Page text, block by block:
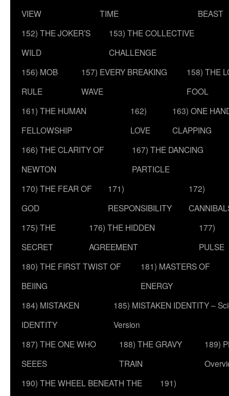
VIEW
TIME
BEAST
152) THE JOKER’S
WILD
153) THE COLLECTIVE
CHALLENGE
156) MOB
RULE
157) EVERY BREAKING
WAVE
158) THE
FOOL
161) THE HUMAN
FELLOWSHIP
162)
LOVE
163) ONE
CLAPPING
166) THE CLARITY OF
NEWTON
167) THE DANCING
PARTICLE
170) THE FEAR OF
GOD
171)
RESPONSIBILITY
172)
175) THE
SECRET
176) THE HIDDEN
AGREEMENT
177)
PULSE
180) THE FIRST TWIST OF
BEIING
181) MASTERS OF
ENERGY
184) MISTAKEN
IDENTITY
185) MISTAKEN IDENTITY –
Version
187) THE ONE WHO
SEEES
188) THE GRAVY
TRAIN
189)
190) THE WHEEL BENEATH THE
191)